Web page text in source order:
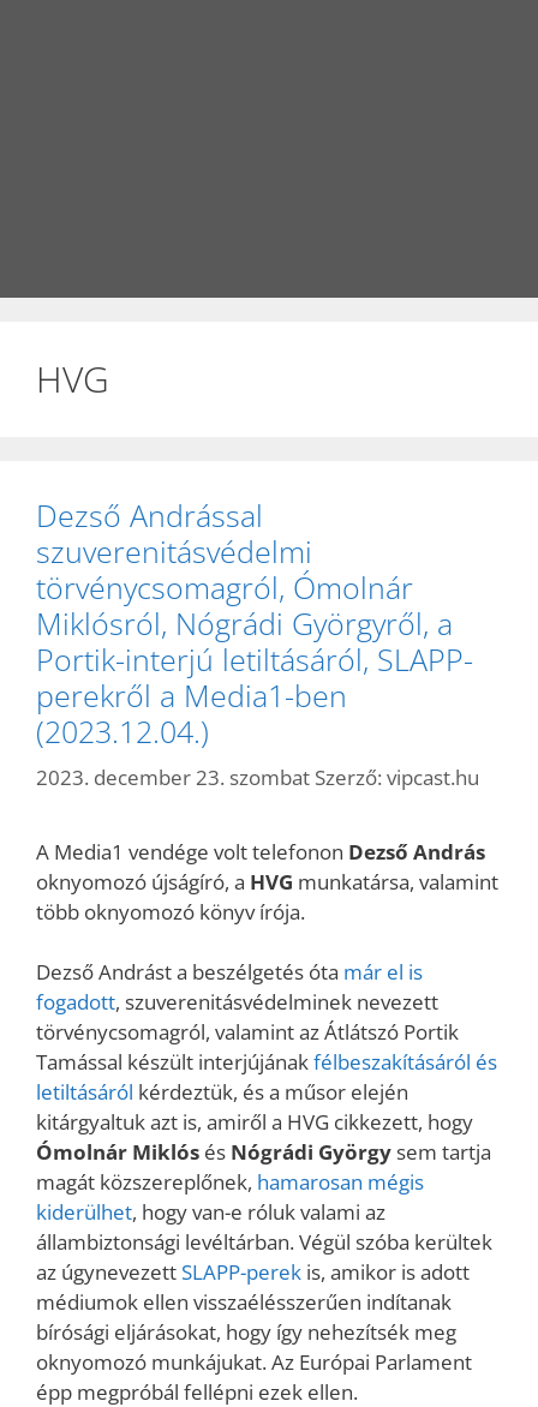
HVG
Dezső Andrással
szuverenitásvédelmi
törvénycsomagról, Ómolnár
Miklósról, Nógrádi Györgyről, a
Portik-interjú letiltásáról, SLAPP-
perekről a Media1-ben
(2023.12.04.)
2023. december 23. szombat Szerző: vipcast.hu
A Media1 vendége volt telefonon Dezső András
oknyomozó újságíró, a HVG munkatársa, valamint
több oknyomozó könyv írója.
Dezső Andrást a beszélgetés óta már el is
fogadott, szuverenitásvédelminek nevezett
törvénycsomagról, valamint az Átlátszó Portik
Tamással készült interjújánakfélbeszakításáról és
letiltásáról kérdeztük, és a műsor elején
kitárgyaltuk azt is, amiről a HVG cikkezett, hogy
Ómolnár Miklós és Nógrádi György sem tartja
magát közszereplőnek, hamarosan mégis
kiderülhet, hogy van-e róluk valami az
állambiztonsági levéltárban. Végül szóba kerültek
az úgynevezettSLAPP-perek is, amikor is adott
médiumok ellen visszaélésszerűen indítanak
bírósági eljárásokat, hogy így nehezítsék meg
oknyomozó munkájukat. Az Európai Parlament
épp megpróbál fellépni ezek ellen.